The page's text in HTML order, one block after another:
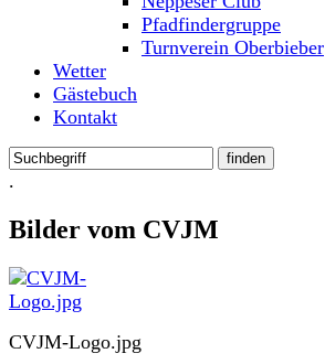
Pfadfindergruppe
Turnverein Oberbieber
Wetter
Gästebuch
Kontakt
.
Bilder vom CVJM
CVJM-Logo.jpg